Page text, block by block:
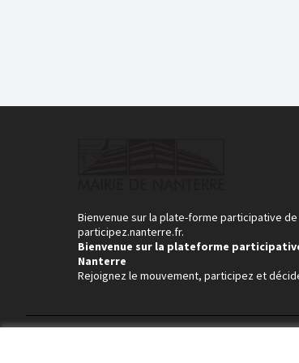
Bienvenue sur la plate-forme participative de
participez.nanterre.fr.
Bienvenue sur la plateforme
Nanterre
Rejoignez le mouvement, participez et